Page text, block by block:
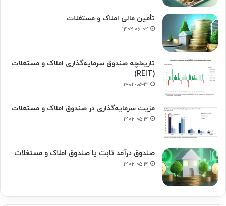
تأمین مالی املاک و مستغلات
۱۴۰۲-۰۶-۰۴
تاریخچه صندوق سرمایه‌گذاری املاک و مستغلات
(REIT)
۱۴۰۲-۰۵-۳۱
مزیت سرمایه‌گذاری در صندوق املاک و مستغلات
۱۴۰۲-۰۵-۳۱
صندوق درآمد ثابت یا صندوق املاک و مستغلات
۱۴۰۲-۰۵-۳۱